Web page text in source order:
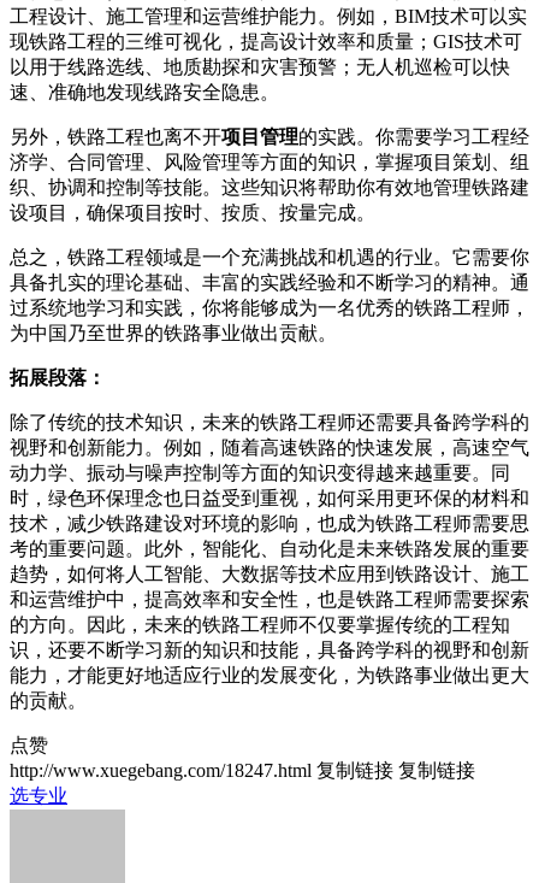
工程设计、施工管理和运营维护能力。例如，BIM技术可以实
现铁路工程的三维可视化，提高设计效率和质量；GIS技术可
以用于线路选线、地质勘探和灾害预警；无人机巡检可以快
速、准确地发现线路安全隐患。
另外，铁路工程也离不开项目管理的实践。你需要学习工程经
济学、合同管理、风险管理等方面的知识，掌握项目策划、组
织、协调和控制等技能。这些知识将帮助你有效地管理铁路建
设项目，确保项目按时、按质、按量完成。
总之，铁路工程领域是一个充满挑战和机遇的行业。它需要你
具备扎实的理论基础、丰富的实践经验和不断学习的精神。通
过系统地学习和实践，你将能够成为一名优秀的铁路工程师，
为中国乃至世界的铁路事业做出贡献。
拓展段落：
除了传统的技术知识，未来的铁路工程师还需要具备跨学科的
视野和创新能力。例如，随着高速铁路的快速发展，高速空气
动力学、振动与噪声控制等方面的知识变得越来越重要。同
时，绿色环保理念也日益受到重视，如何采用更环保的材料和
技术，减少铁路建设对环境的影响，也成为铁路工程师需要思
考的重要问题。此外，智能化、自动化是未来铁路发展的重要
趋势，如何将人工智能、大数据等技术应用到铁路设计、施工
和运营维护中，提高效率和安全性，也是铁路工程师需要探索
的方向。因此，未来的铁路工程师不仅要掌握传统的工程知
识，还要不断学习新的知识和技能，具备跨学科的视野和创新
能力，才能更好地适应行业的发展变化，为铁路事业做出更大
的贡献。
点赞
http://www.xuegebang.com/18247.html 复制链接 复制链接
选专业